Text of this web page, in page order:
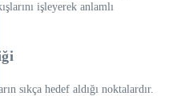
işleyerek anlamlı
sıkça hedef aldığı noktalardır.